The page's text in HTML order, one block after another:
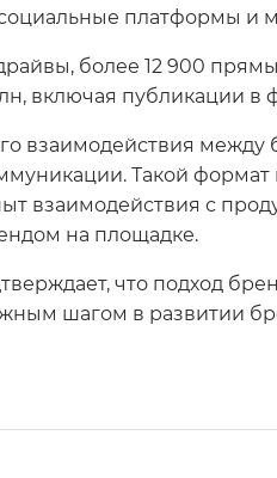
платформы и
более 12 900
включая публикации
взаимодействия
Такой формат
взаимодействия с
на площадке.
что подход
шагом в развитии